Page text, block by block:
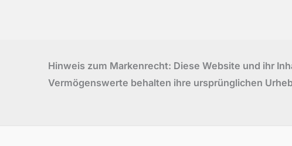
Hinweis zum Markenrecht: Diese Website und ihr
Vermögenswerte behalten ihre ursprünglichen